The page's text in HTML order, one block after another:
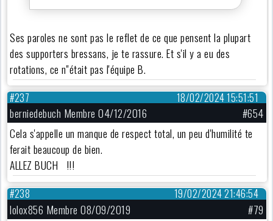
Ses paroles ne sont pas le reflet de ce que pensent la plupart
des supporters bressans, je te rassure. Et s'il y a eu des
rotations, ce n''était pas l'équipe B.
18/02/2024 15:51:51
#237
berniedebuch Membre 04/12/2016
#654
Cela s'appelle un manque de respect total, un peu d'humilité te
ferait beaucoup de bien.
ALLEZ BUCH !!!
19/02/2024 21:46:54
#238
lolox856 Membre 08/09/2019
#79